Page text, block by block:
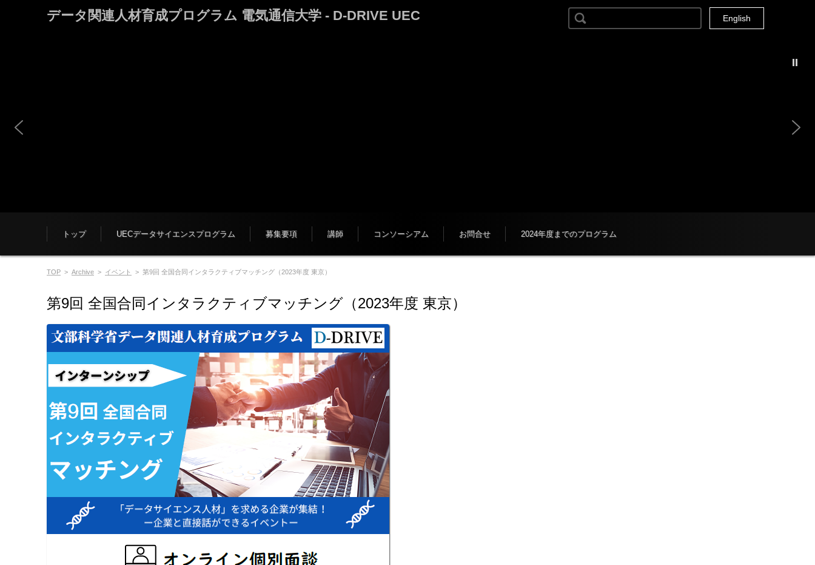
データ関連人材育成プログラム 電気通信大学 - D-DRIVE UEC
検索: Current Locale: ja
English
トップ UECデータサイエンスプログラム 募集要項 講師 コンソーシアム お問合せ 2024年度までのプログラム
TOP > Archive > イベント > 第9回 全国合同インタラクティブマッチング（2023年度 東京）
第9回 全国合同インタラクティブマッチング（2023年度 東京）